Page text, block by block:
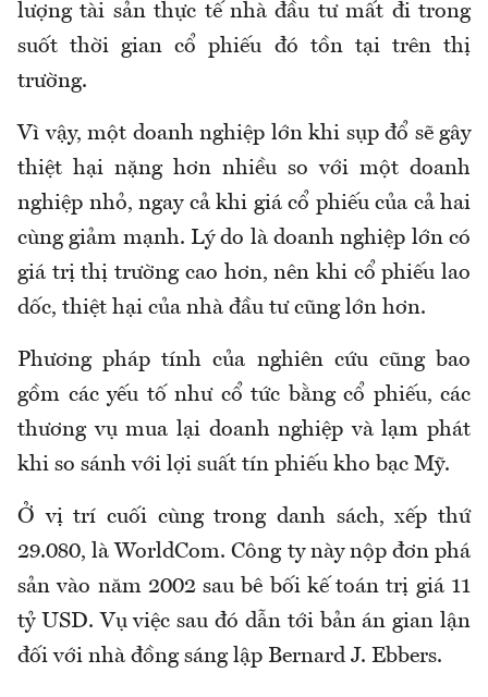
lượng tài sản thực tế nhà đầu tư mất đi trong
suốt thời gian cổ phiếu đó tồn tại trên thị
trường.
Vì vậy, một doanh nghiệp lớn khi sụp đổ sẽ gây
thiệt hại nặng hơn nhiều so với một doanh
nghiệp nhỏ, ngay cả khi giá cổ phiếu của cả hai
cùng giảm mạnh. Lý do là doanh nghiệp lớn có
giá trị thị trường cao hơn, nên khi cổ phiếu lao
dốc, thiệt hại của nhà đầu tư cũng lớn hơn.
Phương pháp tính của nghiên cứu cũng bao
gồm các yếu tố như cổ tức bằng cổ phiếu, các
thương vụ mua lại doanh nghiệp và lạm phát
khi so sánh với lợi suất tín phiếu kho bạc Mỹ.
Ở vị trí cuối cùng trong danh sách, xếp thứ
29.080, là WorldCom. Công ty này nộp đơn phá
sản vào năm 2002 sau bê bối kế toán trị giá 11
tỷ USD. Vụ việc sau đó dẫn tới bản án gian lận
đối với nhà đồng sáng lập Bernard J. Ebbers.